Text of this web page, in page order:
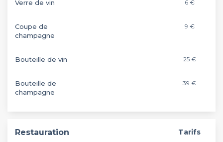
Verre de vin 6 €
Coupe de
champagne
9 €
Bouteille de vin 25 €
Bouteille de
champagne
39 €
Restauration Tarifs